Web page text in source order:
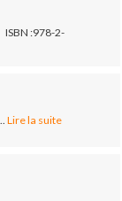
ISBN :978-2-
Lire la suite